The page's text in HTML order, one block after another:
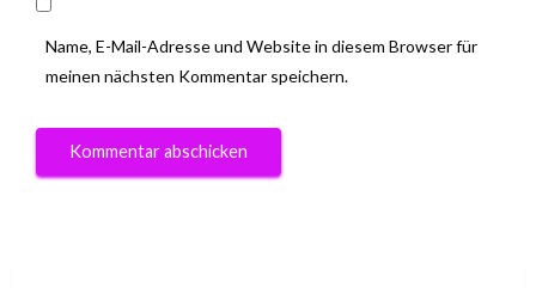
Name, E-Mail-Adresse und Website in diesem Browser für
meinen nächsten Kommentar speichern.